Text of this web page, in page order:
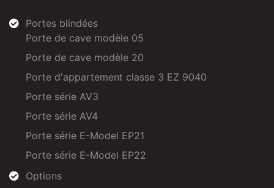
Portes blindées
Porte de cave modèle 05
Porte de cave modèle 20
Porte d'appartement classe 3 EZ 9040
Porte série AV3
Porte série AV4
Porte série E-Model EP21
Porte série E-Model EP22
Options